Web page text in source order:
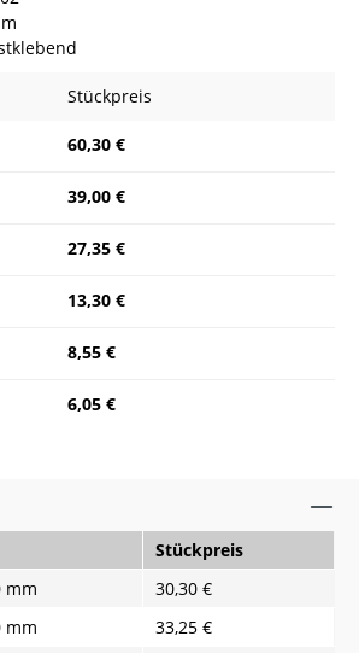
Stückpreis
60,30 €
39,00 €
27,35 €
13,30 €
8,55 €
6,05 €
Stückpreis
mm
30,30 €
mm
33,25 €